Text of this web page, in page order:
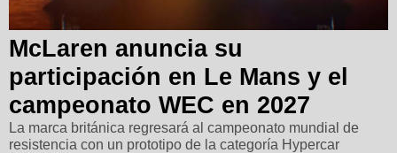
McLaren anuncia su
participación en Le Mans y el
campeonato WEC en 2027
La marca británica regresará al campeonato mundial de
resistencia con un prototipo de la categoría Hypercar